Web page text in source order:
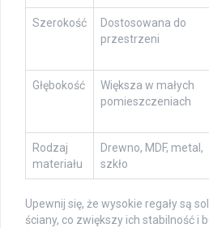
Szerokość
Dostosowana do
przestrzeni
Głębokość
Większa w małych
pomieszczeniach
Rodzaj
materiału
Drewno, MDF, metal,
szkło
Upewnij się, że wysokie regały są
ściany, co zwiększy ich stabilność i